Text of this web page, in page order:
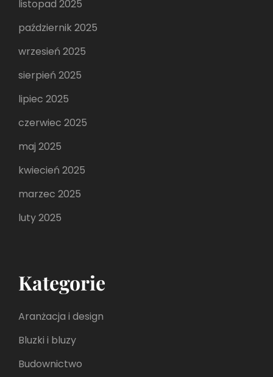
listopad 2025
październik 2025
wrzesień 2025
sierpień 2025
lipiec 2025
czerwiec 2025
maj 2025
kwiecień 2025
marzec 2025
luty 2025
Kategorie
Aranżacja i design
Bluzki i bluzy
Budownictwo